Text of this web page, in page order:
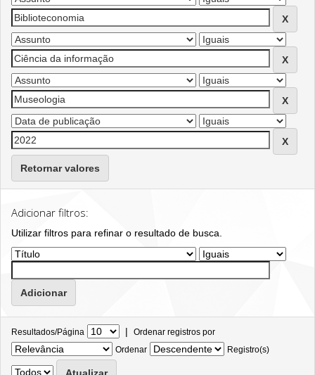
Retornar valores
Adicionar filtros:
Utilizar filtros para refinar o resultado de busca.
Resultados/Página | Ordenar registros por
Ordenar
Registro(s)